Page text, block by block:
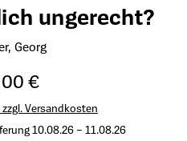
ungerecht?
Georg
€
Versandkosten
10.08.26 – 11.08.26